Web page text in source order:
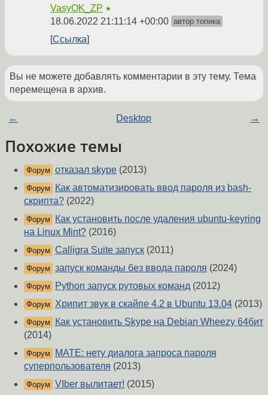
VasyOK_ZP ★
18.06.2022 21:11:14 +00:00 автор топика
Ссылка
Вы не можете добавлять комментарии в эту тему. Тема
перемещена в архив.
← Desktop →
Похожие темы
Форум отказал skype (2013)
Форум
Как автоматизировать ввод пароля из bash-
скрипта? (2022)
Форум
Как установить после удаления ubuntu-keyring
на Linux Mint? (2016)
Форум Calligra Suite запуск (2011)
Форум запуск команды без ввода пароля (2024)
Форум Python запуск рутовых команд (2012)
Форум Хрипит звук в скайпе 4.2 в Ubuntu 13.04 (2013)
Форум
Как установить Skype на Debian Wheezy 64бит
(2014)
Форум
MATE: нету диалога запроса пароля
суперпользователя (2013)
Форум VIber вылитает! (2015)